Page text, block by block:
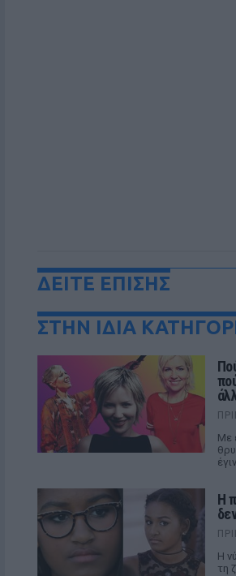
ΔΕΙΤΕ ΕΠΙΣΗΣ
ΣΤΗΝ ΙΔΙΑ
Με
Η
Η
τη